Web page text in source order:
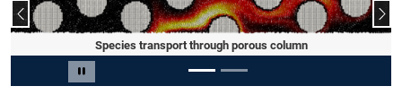
Carousel pausieren
Species transport through porous column
Vorheriger Slide
Slide 1 von 2